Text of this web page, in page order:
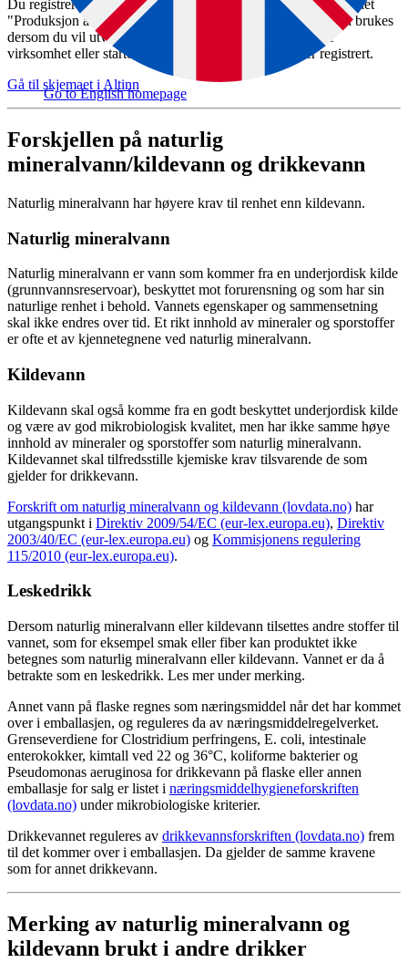
Go to English homepage
Du registrerer deg eller søker godkjenning ved å bruke skjemaet
"Produksjon av drikkevarer" hos Altinn. Skjemaet skal også brukes
dersom du vil utvide aktiviteten i en allerede eksisterende
virksomhet eller starte med en ny aktivitet som ikke er registrert.
Gå til skjemaet i Altinn
Forskjellen på naturlig
mineralvann/kildevann og drikkevann
Naturlig mineralvann har høyere krav til renhet enn kildevann.
Naturlig mineralvann
Naturlig mineralvann er vann som kommer fra en underjordisk kilde
(grunnvannsreservoar), beskyttet mot forurensning og som har sin
naturlige renhet i behold. Vannets egenskaper og sammensetning
skal ikke endres over tid. Et rikt innhold av mineraler og sporstoffer
er ofte et av kjennetegnene ved naturlig mineralvann.
Kildevann
Kildevann skal også komme fra en godt beskyttet underjordisk kilde
og være av god mikrobiologisk kvalitet, men har ikke samme høye
innhold av mineraler og sporstoffer som naturlig mineralvann.
Kildevannet skal tilfredsstille kjemiske krav tilsvarende de som
gjelder for drikkevann.
Forskrift om naturlig mineralvann og kildevann (lovdata.no) har
utgangspunkt i Direktiv 2009/54/EC (eur-lex.europa.eu), Direktiv
2003/40/EC (eur-lex.europa.eu) og Kommisjonens regulering
115/2010 (eur-lex.europa.eu).
Leskedrikk
Dersom naturlig mineralvann eller kildevann tilsettes andre stoffer til
vannet, som for eksempel smak eller fiber kan produktet ikke
betegnes som naturlig mineralvann eller kildevann. Vannet er da å
betrakte som en leskedrikk. Les mer under merking.
Annet vann på flaske regnes som næringsmiddel når det har kommet
over i emballasjen, og reguleres da av næringsmiddelregelverket.
Grenseverdiene for Clostridium perfringens, E. coli, intestinale
enterokokker, kimtall ved 22 og 36°C, koliforme bakterier og
Pseudomonas aeruginosa for drikkevann på flaske eller annen
emballasje for salg er listet i næringsmiddelhygieneforskriften
(lovdata.no) under mikrobiologiske kriterier.
Drikkevannet reguleres av drikkevannsforskriften (lovdata.no) frem
til det kommer over i emballasjen. Da gjelder de samme kravene
som for annet drikkevann.
Merking av naturlig mineralvann og
kildevann brukt i andre drikker